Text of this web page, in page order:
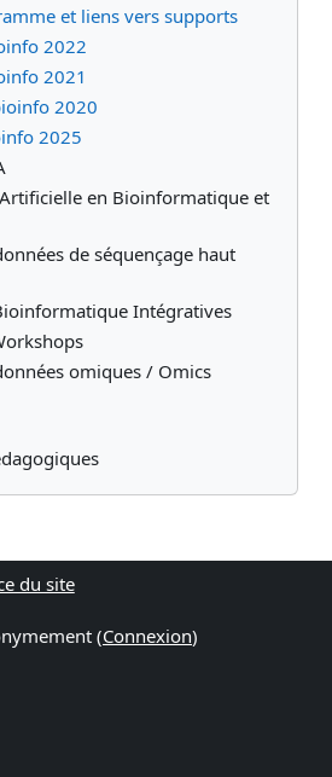
et liens vers supports
2022
2021
2020
2025
en Bioinformatique et
de séquençage haut
Intégratives
omiques / Omics
du site
(Connexion)